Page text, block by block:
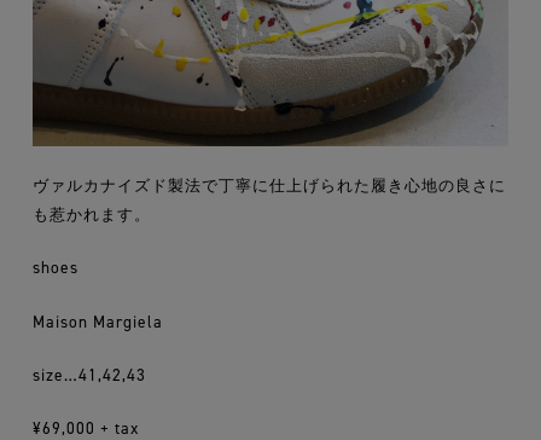
ヴァルカナイズド製法で丁寧に仕上げられた履き心地の良さに
も惹かれます。
shoes
Maison Margiela
size…41,42,43
¥69,000 + tax